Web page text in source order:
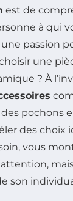
est de
à qui
passion
une
? À
pochons
des choix
vous
son